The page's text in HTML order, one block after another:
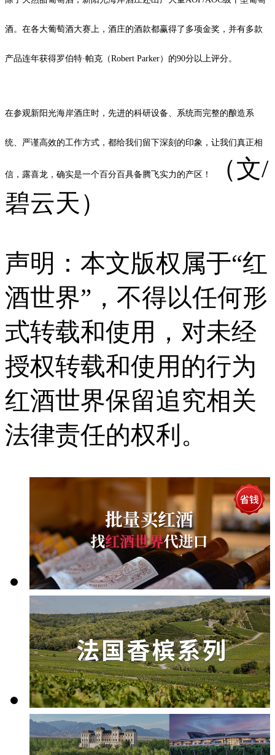
酒。在各大葡萄酒大赛上，酒庄的酒款都赢得了多项金奖，并有多款
产品连年获得罗伯特·帕克（Robert Parker）的90分以上评分。
在参观新阳光海岸酒庄时，先进的科研设备、系统而完整的酿造系
统、严谨高效的工作方式，都给我们留下深刻的印象，让我们真正相
信，露喜龙，确实是一个百分百具备腾飞实力的产区！
（文/
碧云天）
声明：本文版权属于“红
酒世界”，不得以任何形
式转载和使用，对未经
授权转载和使用的行为
红酒世界保留追究相关
法律责任的权利。